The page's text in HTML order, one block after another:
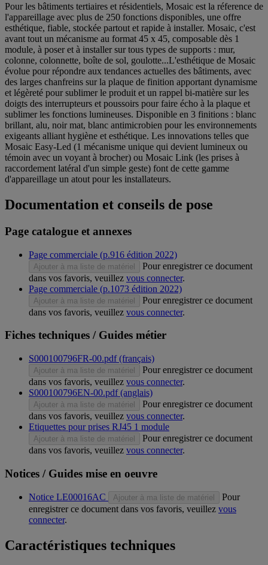
Pour les bâtiments tertiaires et résidentiels, Mosaic est la réference de
l'appareillage avec plus de 250 fonctions disponibles, une offre
esthétique, fiable, stockée partout et rapide à installer. Mosaic, c'est
avant tout un mécanisme au format 45 x 45, composable dès 1
module, à poser et à installer sur tous types de supports : mur,
colonne, colonnette, boîte de sol, goulotte...L'esthétique de Mosaic
évolue pour répondre aux tendances actuelles des bâtiments, avec
des larges chanfreins sur la plaque de finition apportant dynamisme
et légèreté pour sublimer le produit et un rappel bi-matière sur les
doigts des interrupteurs et poussoirs pour faire écho à la plaque et
sublimer les fonctions lumineuses. Disponible en 3 finitions : blanc
brillant, alu, noir mat, blanc antimicrobien pour les environnements
exigeants alliant hygiène et esthétique. Les innovations telles que
Mosaic Easy-Led (1 mécanisme unique qui devient lumineux ou
témoin avec un voyant à brocher) ou Mosaic Link (les prises à
raccordement latéral d'un simple geste) font de cette gamme
d'appareillage un atout pour les installateurs.
Documentation et conseils de pose
Page catalogue et annexes
Page commerciale (p.916 édition 2022)
Ajouter à ma liste de matériel
Pour enregistrer ce document
dans vos favoris, veuillez vous connecter.
Page commerciale (p.1073 édition 2022)
Ajouter à ma liste de matériel
Pour enregistrer ce document
dans vos favoris, veuillez vous connecter.
Fiches techniques / Guides métier
S000100796FR-00.pdf (français)
Ajouter à ma liste de matériel
Pour enregistrer ce document
dans vos favoris, veuillez vous connecter.
S000100796EN-00.pdf (anglais)
Ajouter à ma liste de matériel
Pour enregistrer ce document
dans vos favoris, veuillez vous connecter.
Etiquettes pour prises RJ45 1 module
Ajouter à ma liste de matériel
Pour enregistrer ce document
dans vos favoris, veuillez vous connecter.
Notices / Guides mise en oeuvre
Notice LE00016AC Ajouter à ma liste de matériel
Pour
enregistrer ce document dans vos favoris, veuillez vous
connecter.
Caractéristiques techniques